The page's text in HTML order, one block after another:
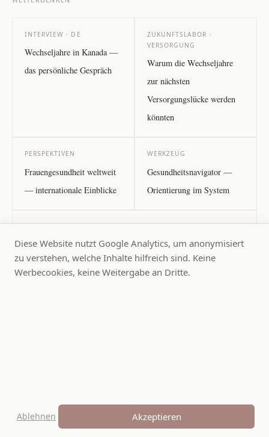
INTERVIEW · DE
Wechseljahre in Kanada —
das persönliche Gespräch
ZUKUNFTSLABOR ·
VERSORGUNG
Warum die Wechseljahre
zur nächsten
Versorgungslücke werden
könnten
PERSPEKTIVEN
Frauengesundheit weltweit
— internationale Einblicke
WERKZEUG
Gesundheitsnavigator —
Orientierung im System
BEGLEITUNG
Orientation Guides — Begleitung in Übergangsphasen
Keine medizinische Beratung · Keine Therapie · Keine Diagnose ·
Unabhängige redaktionelle Plattform · Psychosoziale Orientierung
Diese Website nutzt Google Analytics, um anonymisiert
zu verstehen, welche Inhalte hilfreich sind. Keine
Werbecookies, keine Weitergabe an Dritte.
Ablehnen Akzeptieren